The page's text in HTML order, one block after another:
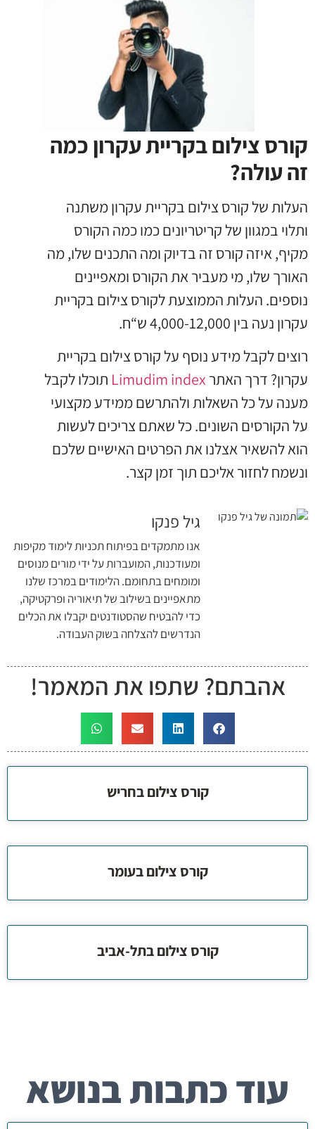
קורס צילום בקריית עקרון כמה
זה עולה?
העלות של קורס צילום בקריית עקרון משתנה
ותלוי במגוון של קריטריונים כמו כמה הקורס
מקיף, איזה קורס זה בדיוק ומה התכנים שלו, מה
האורך שלו, מי מעביר את הקורס ומאפיינים
נוספים. העלות הממוצעת לקורס צילום בקריית
עקרון נעה בין 4,000-12,000 ש“ח.
רוצים לקבל מידע נוסף על קורס צילום בקריית
עקרון? דרך האתר Limudim index תוכלו לקבל
מענה על כל השאלות ולהתרשם ממידע מקצועי
על הקורסים השונים. כל שאתם צריכים לעשות
הוא להשאיר אצלנו את הפרטים האישיים שלכם
ונשמח לחזור אליכם תוך זמן קצר.
גיל פנקו
אנו מתמקדים בפיתוח תכניות לימוד מקיפות
ומעודכנות, המועברות על ידי מורים מנוסים
ומומחים בתחומם. הלימודים במרכז שלנו
מתאפיינים בשילוב של תיאוריה ופרקטיקה,
כדי להבטיח שהסטודנטים יקבלו את הכלים
הנדרשים להצלחה בשוק העבודה.
אהבתם? שתפו את המאמר!
קורס צילום בחריש
קורס צילום בעומר
קורס צילום בתל-אביב
עוד כתבות בנושא